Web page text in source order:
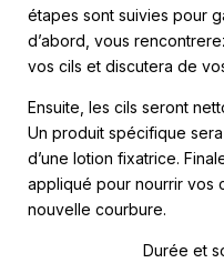
étapes sont suivies pour
d’abord, vous
vos cils et discutera de
Ensuite, les cils seront
Un produit spécifique
d’une lotion fixatrice.
appliqué pour nourrir vos
nouvelle courbure.
Durée et